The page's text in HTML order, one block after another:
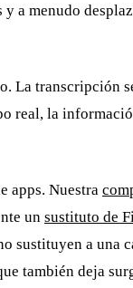
a menudo
La transcripción
real, la
apps. Nuestra
un sustituto de
sustituyen a una
también deja